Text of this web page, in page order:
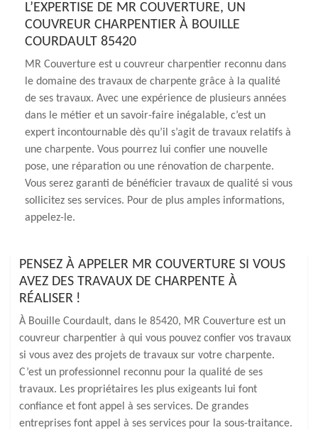
L’EXPERTISE DE MR COUVERTURE, UN
COUVREUR CHARPENTIER À BOUILLE
COURDAULT 85420
MR Couverture est u couvreur charpentier reconnu dans
le domaine des travaux de charpente grâce à la qualité
de ses travaux. Avec une expérience de plusieurs années
dans le métier et un savoir-faire inégalable, c’est un
expert incontournable dès qu’il s’agit de travaux relatifs à
une charpente. Vous pourrez lui confier une nouvelle
pose, une réparation ou une rénovation de charpente.
Vous serez garanti de bénéficier travaux de qualité si vous
sollicitez ses services. Pour de plus amples informations,
appelez-le.
PENSEZ À APPELER MR COUVERTURE SI VOUS
AVEZ DES TRAVAUX DE CHARPENTE À
RÉALISER !
À Bouille Courdault, dans le 85420, MR Couverture est un
couvreur charpentier à qui vous pouvez confier vos travaux
si vous avez des projets de travaux sur votre charpente.
C’est un professionnel reconnu pour la qualité de ses
travaux. Les propriétaires les plus exigeants lui font
confiance et font appel à ses services. De grandes
entreprises font appel à ses services pour la sous-traitance.